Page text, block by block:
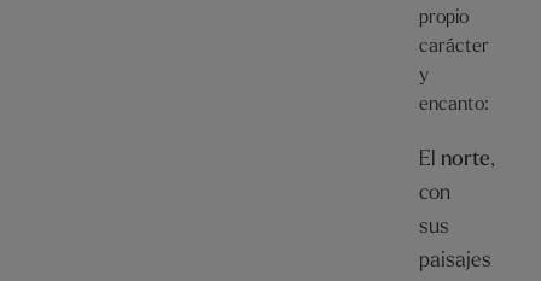
propio
carácter
y
encanto:
El norte,
con
sus
paisajes